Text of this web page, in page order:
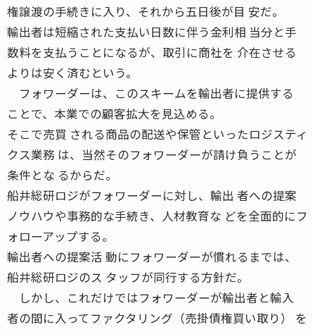
権譲渡の手続きに入り、それから五日後が目 安だ。
輸出者は短縮された支払い日数に伴う金利相 当分と手
数料を支払うことになるが、取引に商社を 介在させる
よりは安く済むという。
フォワーダーは、このスキームを輸出者に提供する
ことで、本業での顧客拡大を見込める。
そこで売買 される商品の配送や保管といったロジスティ
クス業務 は、当然そのフォワーダーが請け負うことが
条件とな るからだ。
船井総研ロジがフォワーダーに対し、輸出 者への提案
ノウハウや事務的な手続き、人材教育な どを全面的にフ
ォローアップする。
輸出者への提案活 動にフォワーダーが慣れるまでは、
船井総研ロジのス タッフが同行する方針だ。
しかし、これだけではフォワーダーが輸出者と輸入
者の間に入ってファクタリング（売掛債権買い取り） を